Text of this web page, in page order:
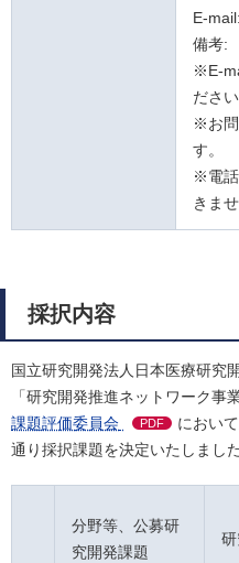
E-
備考:
※E-
ださい
※お問
す。
※電話
きませ
採択内容
国立研究開発法人日本医療研究
「研究開発推進ネットワーク事
課題評価委員会
PDF
におい
通り採択課題を決定いたしまし
分野等、公募研
究開発課題